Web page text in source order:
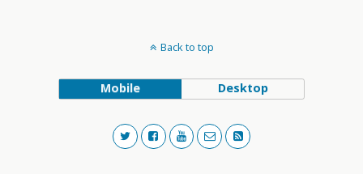
Back to top
Mobile Desktop